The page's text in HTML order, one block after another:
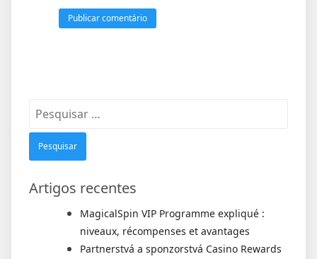
Pesquisar
Artigos recentes
MagicalSpin VIP Programme expliqué :
niveaux, récompenses et avantages
Partnerstvá a sponzorstvá Casino Rewards